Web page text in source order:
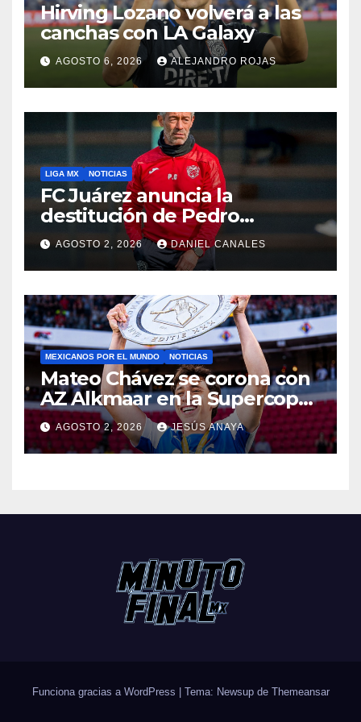
Hirving Lozano volverá a las
canchas con LA Galaxy
AGOSTO 6, 2026 ALEJANDRO ROJAS
LIGA MX NOTICIAS
FC Juárez anuncia la
destitución de Pedro
Caixinha
AGOSTO 2, 2026 DANIEL CANALES
MEXICANOS POR EL MUNDO NOTICIAS
Mateo Chávez se corona con
AZ Alkmaar en la Supercopa
de Países Bajos
AGOSTO 2, 2026 JESÚS ANAYA
Funciona gracias a WordPress Tema: Newsup de Themeansar